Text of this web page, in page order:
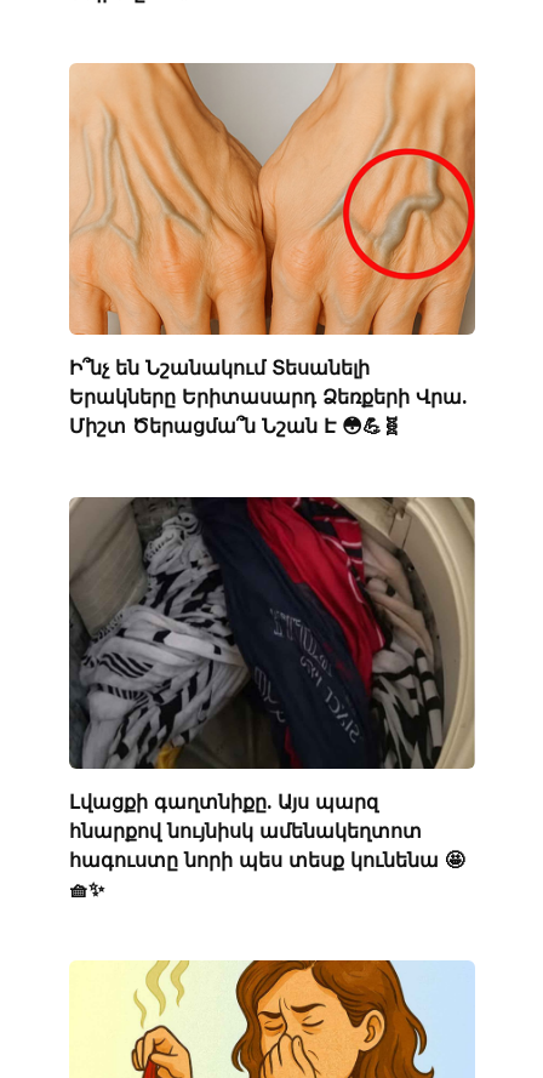
Ի՞նչ են Նշանակում Տեսանելի
Երակները Երիտասարդ Ձեռքերի Վրա.
Միշտ Ծերացմա՞ն Նշան Է 😳💪🧬
Լվացքի գաղտնիքը. Այս պարզ
հնարքով նույնիսկ ամենակեղտոտ
հագուստը նորի պես տեսք կունենա 🤩
🧺✨